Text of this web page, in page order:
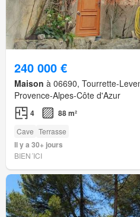
240 000 €
Maison à 06690, Tourrette-
Provence-Alpes-Côte d'Azur
4 88 m²
Cave Terrasse
Il y a 30+ jours
BIEN´ICI